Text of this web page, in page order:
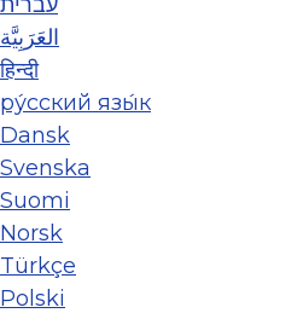
العَرَبِيَّة
हिन्दी
ру́сский язы́к
Dansk
Svenska
Suomi
Norsk
Türkçe
Polski